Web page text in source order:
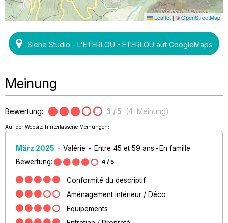
Leaflet |©OpenStreetMap
Siehe Studio - L'ETERLOU - ETERLOU auf GoogleMaps
Meinung
Bewertung: 3 / 5 (4 Meinung)
Auf der Website hinterlassene Meinungen:
März 2025 Valérie Entre 45 et 59 ans
En famille
Bewertung:
4 / 5
Conformité du descriptif
Aménagement intérieur / Déco
Equipements